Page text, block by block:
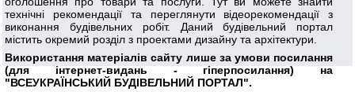
технічні рекомендації та переглянути відеорекомендації з
виконання будівельних робіт. Даний будівельний портал
містить окремий розділ з проектами дизайну та архітектури.
Використання матеріалів сайту лише за умови посилання
(для інтернет-видань - гіперпосилання) на
"ВСЕУКРАЇНСЬКИЙ БУДІВЕЛЬНИЙ ПОРТАЛ".